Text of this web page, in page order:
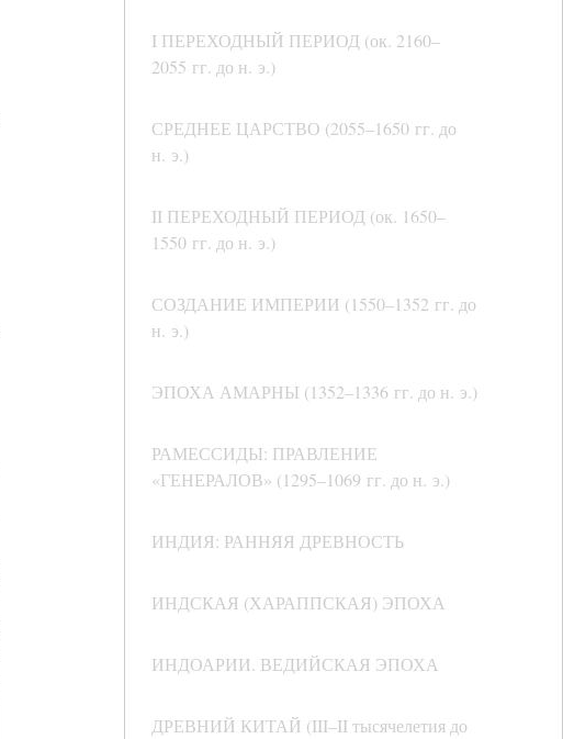
I ПЕРЕХОДНЫЙ ПЕРИОД (ок. 2160–
2055 гг. до н. э.)
СРЕДНЕЕ ЦАРСТВО (2055–1650 гг. до
н. э.)
II ПЕРЕХОДНЫЙ ПЕРИОД (ок. 1650–
1550 гг. до н. э.)
СОЗДАНИЕ ИМПЕРИИ (1550–1352 гг. до
н. э.)
ЭПОХА АМАРНЫ (1352–1336 гг. до н. э.)
РАМЕССИДЫ: ПРАВЛЕНИЕ
«ГЕНЕРАЛОВ» (1295–1069 гг. до н. э.)
ИНДИЯ: РАННЯЯ ДРЕВНОСТЬ
ИНДСКАЯ (ХАРАППСКАЯ) ЭПОХА
ИНДОАРИИ. ВЕДИЙСКАЯ ЭПОХА
ДРЕВНИЙ КИТАЙ (III–II тысячелетия до